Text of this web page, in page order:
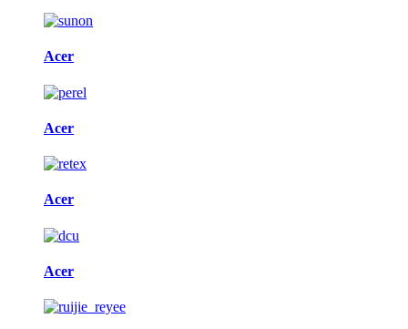
Acer
Acer
Acer
Acer